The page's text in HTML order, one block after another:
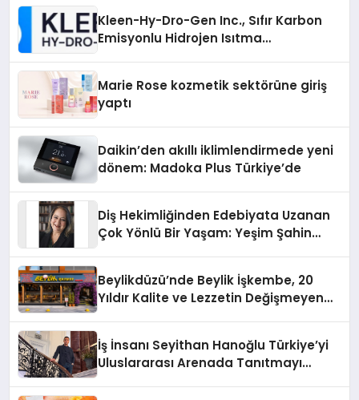
Kleen-Hy-Dro-Gen Inc., Sıfır Karbon
Emisyonlu Hidrojen Isıtma
Marie Rose kozmetik sektörüne giriş
yaptı
Daikin’den akıllı iklimlendirmede yeni
dönem: Madoka Plus Türkiye’de
Diş Hekimliğinden Edebiyata Uzanan
Çok Yönlü Bir Yaşam: Yeşim Şahin
Beylikdüzü’nde Beylik İşkembe, 20
Yıldır Kalite ve Lezzetin Değişmeyen
İş İnsanı Seyithan Hanoğlu Türkiye’yi
Uluslararası Arenada Tanıtmayı